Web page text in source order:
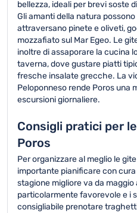
bellezza, ideali per brevi soste
Gli amanti della natura
attraversano pinete e oliveti,
mozzafiato sul Mar Egeo. Le
inoltre di assaporare la cucina
taverna, dove gustare piatti
fresche insalate grecche. La
Peloponneso rende Poros una
escursioni giornaliere.
Consigli pratici per
Poros
Per organizzare al meglio le
importante pianificare con
stagione migliore va da
particolarmente favorevole e i
consigliabile prenotare